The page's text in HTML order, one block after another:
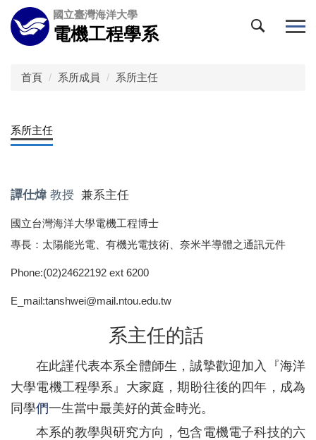
跳
到
主
國立臺灣海洋大學
電機工程學系
首頁 系所成員 系所主任
系所主任
譚仕煒教授 兼系主任
國立台灣海洋大學電機工程博士
專長：太陽能光電、有機光電技術、奈米半導體之通訊元件
Phone:(02)24622192 ext 6200
E_mail:tanshwei@mail.ntou.edu.tw
系主任的話
在此謹代表本系全體師生，誠摯歡迎加入『海洋
大學電機工程學系』大家庭，期盼往後的四年，成為
同學們一生當中最美好的黃金時光。
本系的教學與研究方向，包含電機電子科技的六